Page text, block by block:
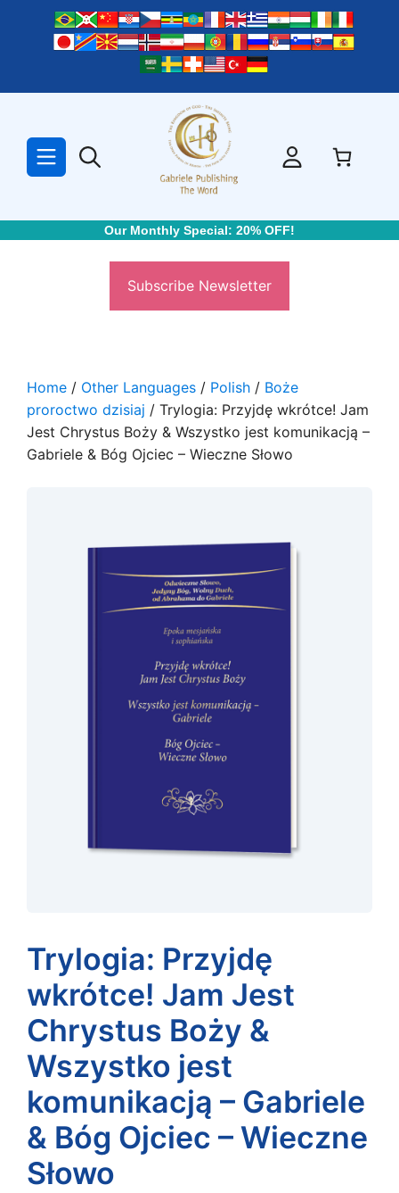
Our Monthly Special: 20% OFF!
Subscribe Newsletter
Home / Other Languages / Polish / Boże
proroctwo dzisiaj / Trylogia: Przyjdę wkrótce! Jam
Jest Chrystus Boży & Wszystko jest komunikacją –
Gabriele & Bóg Ojciec – Wieczne Słowo
Trylogia: Przyjdę
wkrótce! Jam Jest
Chrystus Boży &
Wszystko jest
komunikacją – Gabriele
& Bóg Ojciec – Wieczne
Słowo